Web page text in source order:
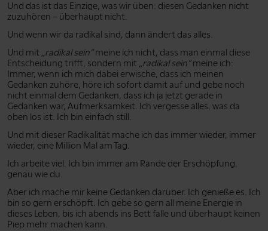
Und das ist das Einzige, was wir üben: diesen Gedanken nicht
zuzuhören – überhaupt nicht.
Und wenn wir da radikal sind, dann ändert das alles.
Und mit „radikal sein”meine ich nicht, dass man einmal diese
Entscheidung trifft, sondern mit „radikal sein”meine ich:
Immer, wenn ich mich dabei erwische, dass ich meinen
Gedanken zuhöre, höre ich sofort damit auf und gebe noch
nicht einmal dem Gedanken, dass ich ja jetzt gerade in
Gedanken war, Aufmerksamkeit. Ich vergesse alles, was da
oben los ist. Ich bin einfach still.
Und mit dieser Radikalität mache ich das immer wieder, immer
wieder, eine Million Mal am Tag.
Ich arbeite viel. Ich bin immer am Rande der Erschöpfung,
genau wie du.
Aber ich mache mir keine Gedanken darüber. Ich genieße es. Ich
bin so gern erschöpft. Ich gebe so gern all meine Energie in
dieses Leben, bis ich abends ins Bett falle und überhaupt keinen
Piep mehr machen kann.